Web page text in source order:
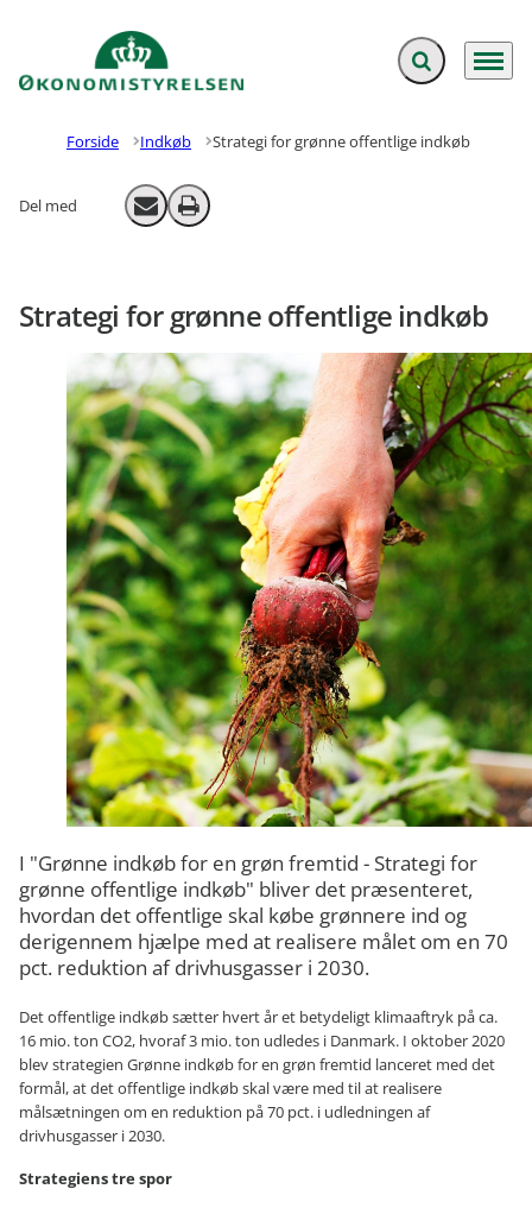
Gå til forsiden Fold søgefelt ud
Menu
Forside Indkøb Strategi for grønne offentlige indkøb
Del med Send email
Print
Strategi for grønne offentlige indkøb
I "Grønne indkøb for en grøn fremtid - Strategi for
grønne offentlige indkøb" bliver det præsenteret,
hvordan det offentlige skal købe grønnere ind og
derigennem hjælpe med at realisere målet om en 70
pct. reduktion af drivhusgasser i 2030.
Det offentlige indkøb sætter hvert år et betydeligt klimaaftryk på ca.
16 mio. ton CO2, hvoraf 3 mio. ton udledes i Danmark. I oktober 2020
blev strategien Grønne indkøb for en grøn fremtid lanceret med det
formål, at det offentlige indkøb skal være med til at realisere
målsætningen om en reduktion på 70 pct. i udledningen af
drivhusgasser i 2030.
Strategiens tre spor